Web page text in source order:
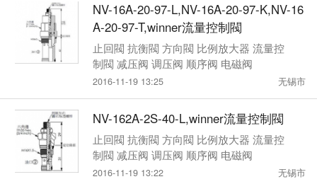
NV-16A-20-97-L,NV-16A-20-97-K,NV-16
A-20-97-T,winner流量控制閥
止回閥 抗衡閥 方向閥 比例放大器 流量控
制閥 减压阀 调压阀 顺序阀 电磁阀
2016-11-19 13:25 无锡市
NV-162A-2S-40-L,winner流量控制閥
止回閥 抗衡閥 方向閥 比例放大器 流量控
制閥 减压阀 调压阀 顺序阀 电磁阀
2016-11-19 13:22 无锡市